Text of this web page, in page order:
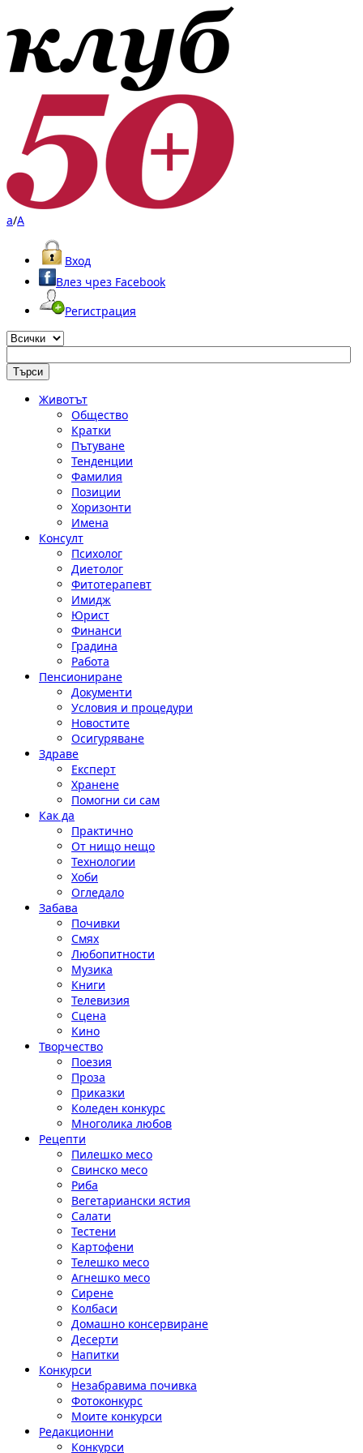
a/A
Вход
Влез чрез Facebook
Регистрация
Животът
Общество
Кратки
Пътуване
Тенденции
Фамилия
Позиции
Хоризонти
Имена
Консулт
Психолог
Диетолог
Фитотерапевт
Имидж
Юрист
Финанси
Градина
Работа
Пенсиониране
Документи
Условия и процедури
Новостите
Осигуряване
Здраве
Експерт
Хранене
Помогни си сам
Как да
Практично
От нищо нещо
Технологии
Хоби
Огледало
Забава
Почивки
Смях
Любопитности
Музика
Книги
Телевизия
Сцена
Кино
Творчество
Поезия
Проза
Приказки
Коледен конкурс
Многолика любов
Рецепти
Пилешко месо
Свинско месо
Риба
Вегетариански ястия
Салати
Тестени
Картофени
Телешко месо
Агнешко месо
Сирене
Колбаси
Домашно консервиране
Десерти
Напитки
Конкурси
Незабравима почивка
Фотоконкурс
Моите конкурси
Редакционни
Конкурси